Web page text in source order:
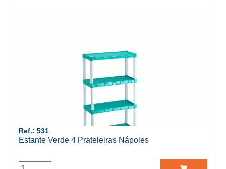
Ref.: 531
Estante Verde 4 Prateleiras Nápoles